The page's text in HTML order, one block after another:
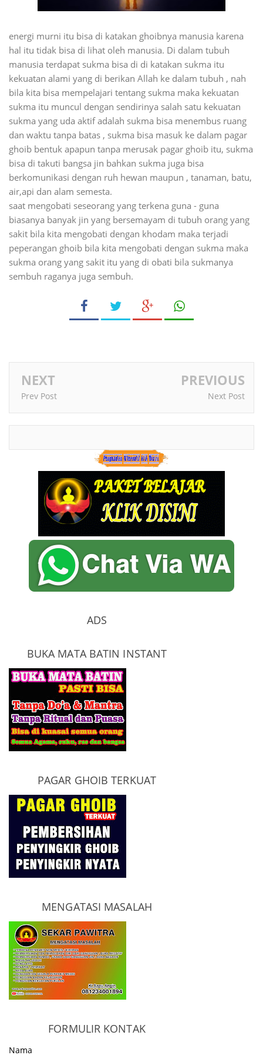
energi murni itu bisa di katakan ghoibnya manusia karena
hal itu tidak bisa di lihat oleh manusia. Di dalam tubuh
manusia terdapat sukma bisa di di katakan sukma itu
kekuatan alami yang di berikan Allah ke dalam tubuh , nah
bila kita bisa mempelajari tentang sukma maka kekuatan
sukma itu muncul dengan sendirinya salah satu kekuatan
sukma yang uda aktif adalah sukma bisa menembus ruang
dan waktu tanpa batas , sukma bisa masuk ke dalam pagar
ghoib bentuk apapun tanpa merusak pagar ghoib itu, sukma
bisa di takuti bangsa jin bahkan sukma juga bisa
berkomunikasi dengan ruh hewan maupun , tanaman, batu,
air,api dan alam semesta.
saat mengobati seseorang yang terkena guna - guna
biasanya banyak jin yang bersemayam di tubuh orang yang
sakit bila kita mengobati dengan khodam maka terjadi
peperangan ghoib bila kita mengobati dengan sukma maka
sukma orang yang sakit itu yang di obati bila sukmanya
sembuh raganya juga sembuh.
NEXT
Prev Post
PREVIOUS
Next Post
ADS
BUKA MATA BATIN INSTANT
PAGAR GHOIB TERKUAT
MENGATASI MASALAH
FORMULIR KONTAK
Nama